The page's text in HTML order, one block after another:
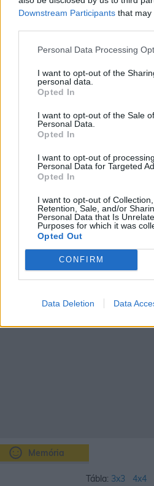
Downstream Participants that may
Personal Data Processing
I want to opt-out of the
personal data.
Opted In
I want to opt-out of the Sale
Personal Data.
Opted In
I want to opt-out of
Personal Data for Targeted
Opted In
I want to opt-out of Collection,
Retention, Sale, and/or
Personal Data that Is
Purposes for which it was
Opted Out
CONFIRM
Data Deletion Data
Vízhőmérséklet
Pollenjelentés
Meteorológiai
Budapest időjárás előrejelzése
Aug 08.
SZ
21
17
Memória
Tábla: 3x3 4x4